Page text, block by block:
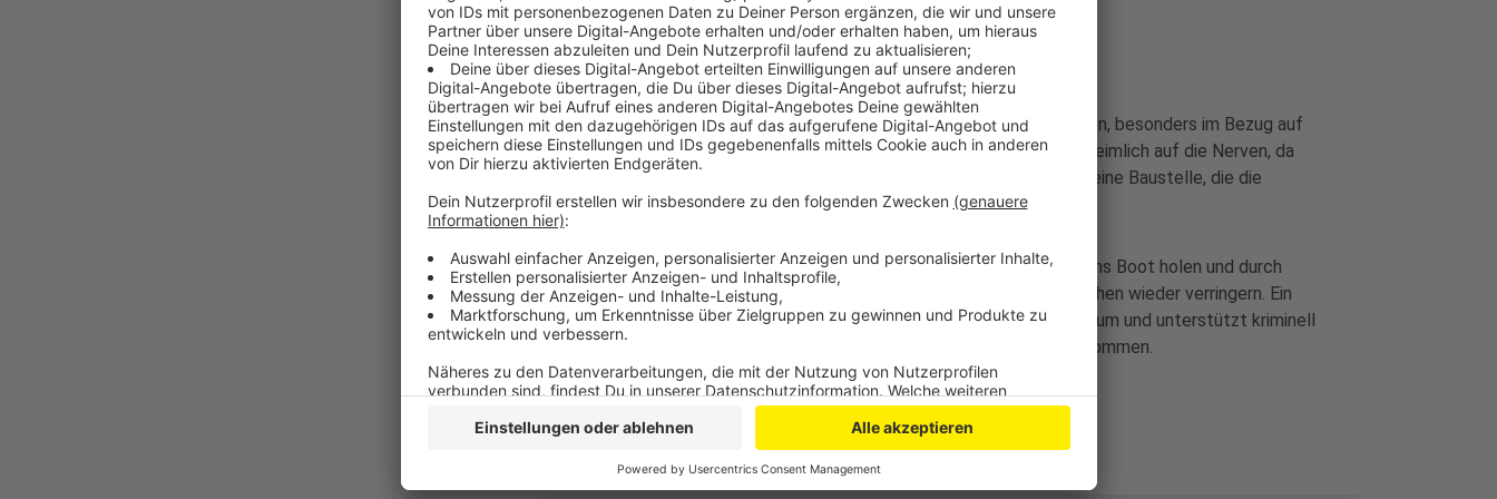
Anzeige
Die Menschen wollen sicher sein und sich zuhause sicher fühlen, besonders im Bezug auf
Einbrüche. Geldautomatensprengungen gehen den Leuten unheimlich auf die Nerven, da
sind wir noch nicht gut genug. Auch die Jugendkriminalität ist eine Baustelle, die die
Polizei aber nicht alleine bearbeiten kann.
Da möchte Reul vor allem die Eltern, Kitas und Grundschulen mit ins Boot holen und durch
Präventionsmaßnahmen die Kriminalität bei Kindern und Jugendlichen wieder verringern. Ein
Projekt setzt die Polizei im Bergischen mit "Kurve kriegen" schon um und unterstützt kriminell
gewordene Jugendliche dabei, wieder auf den richtigen Weg zu kommen.
Anzeige